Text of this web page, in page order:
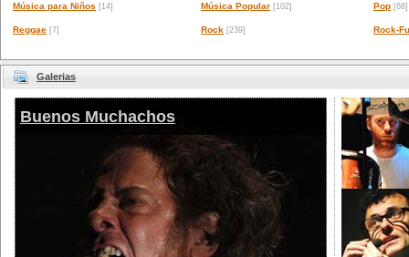
Música para Niños [14] Música Popular [102] Pop [68]
Reggae [7] Rock [239] Rock-
Galerias
Buenos Muchachos